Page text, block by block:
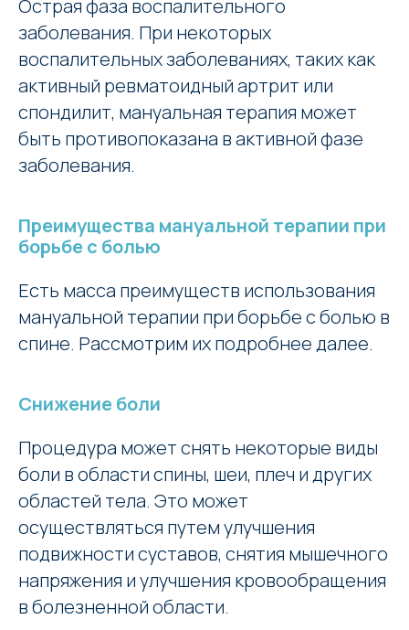
Острая фаза воспалительного
заболевания. При некоторых
воспалительных заболеваниях, таких как
активный ревматоидный артрит или
спондилит, мануальная терапия может
быть противопоказана в активной фазе
заболевания.
Преимущества мануальной терапии при
борьбе с болью
Есть масса преимуществ использования
мануальной терапии при борьбе с болью в
спине. Рассмотрим их подробнее далее.
Снижение боли
Процедура может снять некоторые виды
боли в области спины, шеи, плеч и других
областей тела. Это может
осуществляться путем улучшения
подвижности суставов, снятия мышечного
напряжения и улучшения кровообращения
в болезненной области.